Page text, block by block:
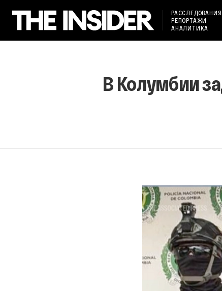
РАССЛЕДОВАНИЯ
РЕПОРТАЖИ
АНАЛИТИКА
В Колумбии